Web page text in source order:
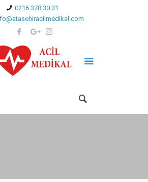
0216 378 30 31